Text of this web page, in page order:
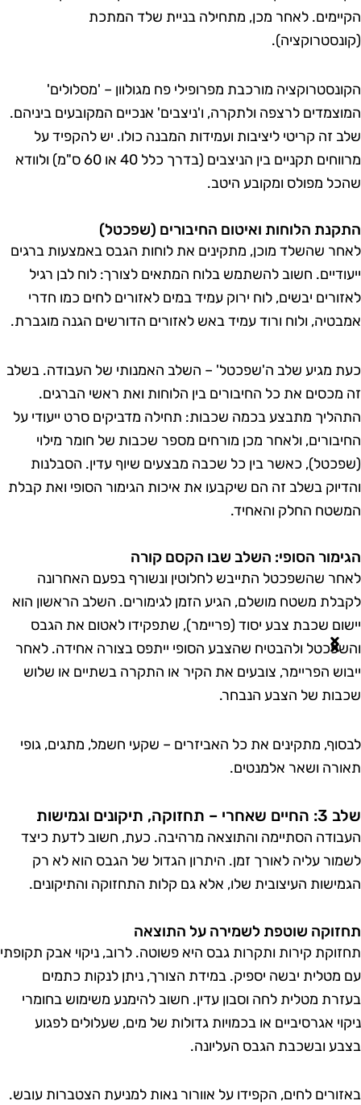
לאחר מכן, מתחילה בניית שלד המתכת
מורכבת מפרופילי פח מגולוון – 'מסלולים'
לרצפה ולתקרה, ו'ניצבים' אנכיים המקובעים ביניהם.
זה קריטי ליציבות ועמידות המבנה כולו. יש להקפיד על
מרווחים תקניים בין הניצבים (בדרך כלל 40 או 60 ס"מ) ולוודא
מפולס ומקובע היטב.
הלוחות ואיטום החיבורים (שפכטל)
שהשלד מוכן, מתקינים את לוחות הגבס באמצעות ברגים
חשוב להשתמש בלוח המתאים לצורך: לוח לבן רגיל
יבשים, לוח ירוק עמיד במים לאזורים לחים כמו חדרי
ולוח ורוד עמיד באש לאזורים הדורשים הגנה מוגברת.
מגיע שלב ה'שפכטל' – השלב האמנותי של העבודה. בשלב
מכסים את כל החיבורים בין הלוחות ואת ראשי הברגים.
מתבצע בכמה שכבות: תחילה מדביקים סרט ייעודי על
ולאחר מכן מורחים מספר שכבות של חומר מילוי
כאשר בין כל שכבה מבצעים שיוף עדין. הסבלנות
בשלב זה הם שיקבעו את איכות הגימור הסופי ואת קבלת
החלק והאחיד.
הסופי: השלב שבו הקסם קורה
שהשפכטל התייבש לחלוטין ונשורף בפעם האחרונה
משטח מושלם, הגיע הזמן לגימורים. השלב הראשון הוא
שכבת צבע יסוד (פריימר), שתפקידו לאטום את הגבס
ולהבטיח שהצבע הסופי ייתפס בצורה אחידה. לאחר
הפריימר, צובעים את הקיר או התקרה בשתיים או שלוש
של הצבע הנבחר.
מתקינים את כל האביזרים – שקעי חשמל, מתגים, גופי
ושאר אלמנטים.
שאחרי – תחזוקה, תיקונים וגמישות
הסתיימה והתוצאה מרהיבה. כעת, חשוב לדעת כיצד
עליה לאורך זמן. היתרון הגדול של הגבס הוא לא רק
העיצובית שלו, אלא גם קלות התחזוקה והתיקונים.
שוטפת לשמירה על התוצאה
קירות ותקרות גבס היא פשוטה. לרוב, ניקוי אבק תקופתי
מטלית יבשה יספיק. במידת הצורך, ניתן לנקות כתמים
מטלית לחה וסבון עדין. חשוב להימנע משימוש בחומרי
אגרסיביים או בכמויות גדולות של מים, שעלולים לפגוע
ובשכבת הגבס העליונה.
לחים, הקפידו על אוורור נאות למניעת הצטברות עובש.